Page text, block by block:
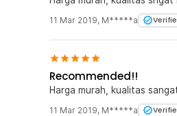
11 Mar 2019, M*****a
Recommended!!
Harga murah, kualitas
11 Mar 2019, M*****a